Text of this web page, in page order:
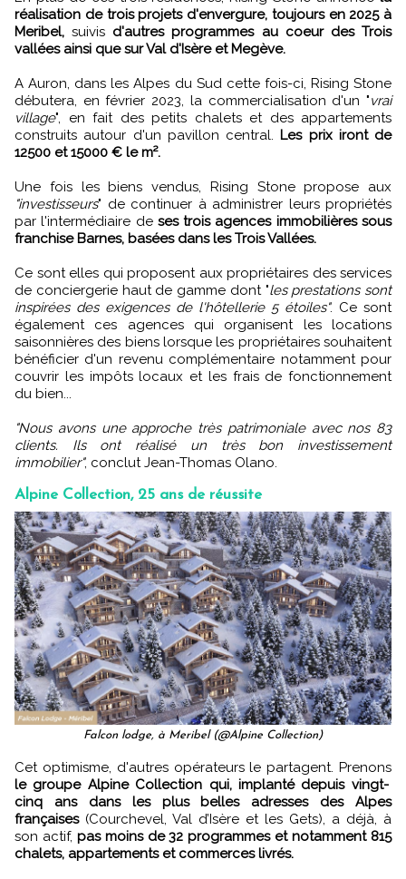
réalisation de trois projets d'envergure, toujours en 2025 à
Meribel, suivis d'autres programmes au coeur des Trois
vallées ainsi que sur Val d'Isère et Megève.
A Auron, dans les Alpes du Sud cette fois-ci, Rising Stone
débutera, en février 2023, la commercialisation d'un "vrai
village", en fait des petits chalets et des appartements
construits autour d'un pavillon central. Les prix iront de
12500 et 15000 € le m².
Une fois les biens vendus, Rising Stone propose aux
"investisseurs" de continuer à administrer leurs propriétés
par l'intermédiaire de ses trois agences immobilières sous
franchise Barnes, basées dans les Trois Vallées.
Ce sont elles qui proposent aux propriétaires des services
de conciergerie haut de gamme dont "les prestations sont
inspirées des exigences de l'hôtellerie 5 étoiles". Ce sont
également ces agences qui organisent les locations
saisonnières des biens lorsque les propriétaires souhaitent
bénéficier d'un revenu complémentaire notamment pour
couvrir les impôts locaux et les frais de fonctionnement
du bien...
"Nous avons une approche très patrimoniale avec nos 83
clients. Ils ont réalisé un très bon investissement
immobilier", conclut Jean-Thomas Olano.
Alpine Collection, 25 ans de réussite
Falcon lodge, à Meribel (@Alpine Collection)
Cet optimisme, d'autres opérateurs le partagent. Prenons
le groupe Alpine Collection qui, implanté depuis vingt-
cinq ans dans les plus belles adresses des Alpes
françaises(Courchevel, Val d’Isère et les Gets), a déjà, à
son actif, pas moins de 32 programmes et notamment 815
chalets, appartements et commerces livrés.